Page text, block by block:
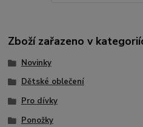
Zboží zařazeno v
Novinky
Dětské oblečení
Pro dívky
Ponožky